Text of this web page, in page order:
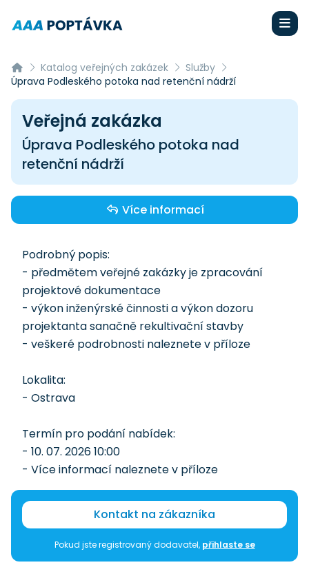
Katalog veřejných zakázek
Služby
Úprava Podleského potoka nad retenční nádrží
Veřejná zakázka
Úprava Podleského potoka nad
retenční nádrží
Více informací
Podrobný popis:
- předmětem veřejné zakázky je zpracování
projektové dokumentace
- výkon inženýrské činnosti a výkon dozoru
projektanta sanačně rekultivační stavby
- veškeré podrobnosti naleznete v příloze
Lokalita:
- Ostrava
Termín pro podání nabídek:
- 10. 07. 2026 10:00
- Více informací naleznete v příloze
Kontakt na zákazníka
Pokud jste registrovaný dodavatel, přihlaste se